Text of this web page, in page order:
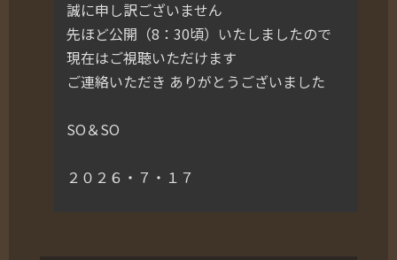
誠に申し訳ございません
先ほど公開（8：30頃）いたしましたので
現在はご視聴いただけます
ご連絡いただき ありがとうございました
SO＆SO
２０２６・７・１７